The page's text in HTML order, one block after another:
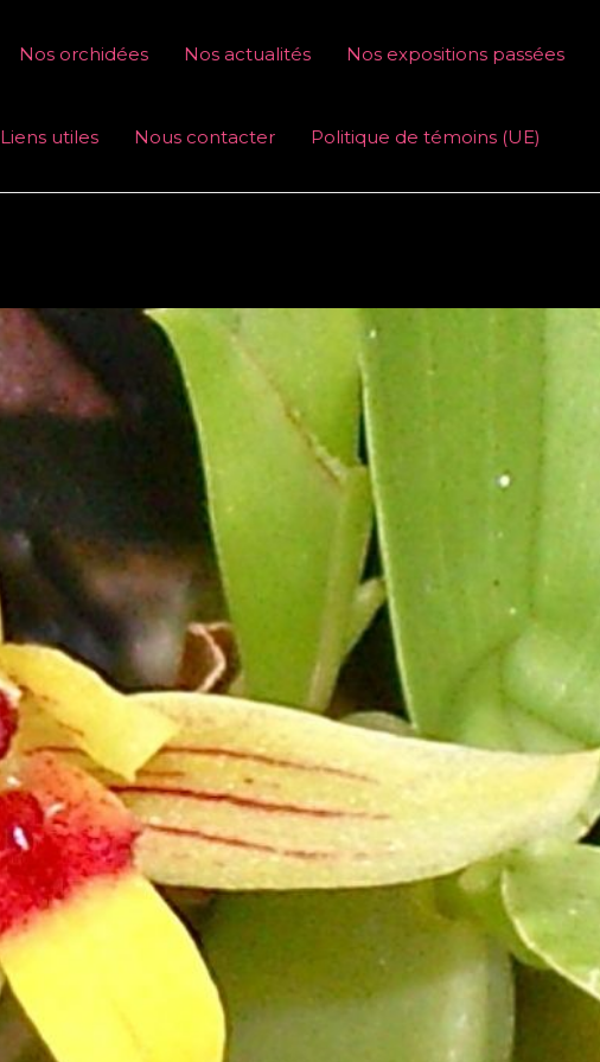
Nos orchidées Nos actualités Nos expositions passées
Liens utiles Nous contacter Politique de témoins (UE)